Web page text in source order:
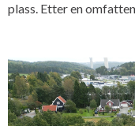
plass. Etter en